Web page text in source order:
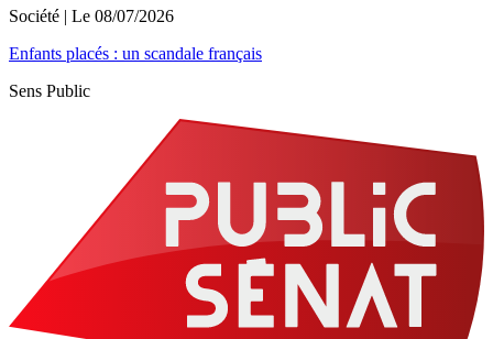
Société | Le 08/07/2026
Enfants placés : un scandale français
Sens Public